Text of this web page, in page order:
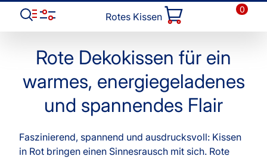
Rotes Kissen
0
Rote Dekokissen für ein
warmes, energiegeladenes
und spannendes Flair
Faszinierend, spannend und ausdrucksvoll: Kissen
in Rot bringen einen Sinnesrausch mit sich. Rote